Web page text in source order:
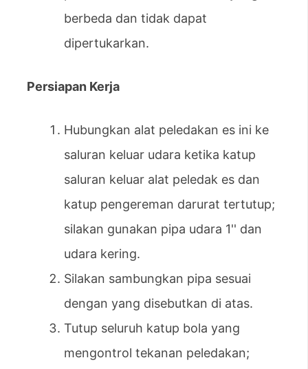
berbeda dan tidak dapat
dipertukarkan.
Persiapan Kerja
Hubungkan alat peledakan es ini ke
saluran keluar udara ketika katup
saluran keluar alat peledak es dan
katup pengereman darurat tertutup;
silakan gunakan pipa udara 1'' dan
udara kering.
Silakan sambungkan pipa sesuai
dengan yang disebutkan di atas.
Tutup seluruh katup bola yang
mengontrol tekanan peledakan;